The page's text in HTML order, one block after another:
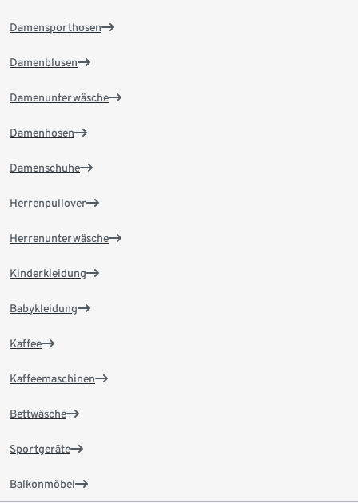
Damensporthosen
Damenblusen
Damenunterwäsche
Damenhosen
Damenschuhe
Herrenpullover
Herrenunterwäsche
Kinderkleidung
Babykleidung
Kaffee
Kaffeemaschinen
Bettwäsche
Sportgeräte
Balkonmöbel